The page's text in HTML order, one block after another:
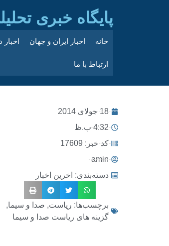
پایگاه خبری
خانه اخبار ایران و جهان اخبار
ارتباط با ما
18 جولای 2014
4:32 ب.ظ
کد خبر: 17609
amin
دسته‌بندی: اخرین اخبار
برچسب‌ها: ریاست, صدا و سیما,
گزینه های ریاست صدا و سیما